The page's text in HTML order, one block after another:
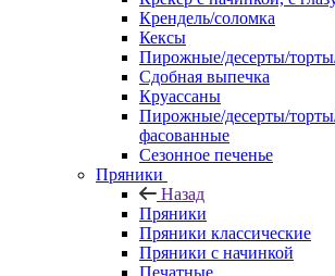
Крендель/соломка
Кексы
Пирожные/десерты/
Сдобная выпечка
Круассаны
Пирожные/десерты/
фасованные
Сезонное печенье
Пряники
Назад
Пряники
Пряники классические
Пряники с начинкой
Печатные